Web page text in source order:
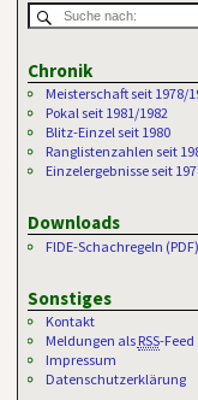
Chronik
Meisterschaft seit 1978/
Pokal seit 1981/1982
Blitz-Einzel seit 1980
Ranglistenzahlen seit
Einzelergebnisse seit
Downloads
FIDE-Schachregeln (PDF)
Sonstiges
Kontakt
Meldungen als RSS-Feed
Impressum
Datenschutzerklärung